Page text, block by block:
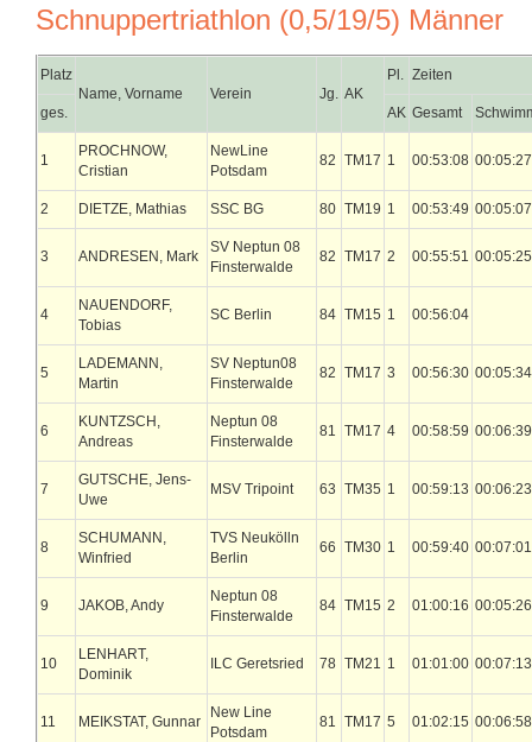
Schnuppertriathlon (0,5/19/5) Männer
Platz
Name, Vorname
Verein Jg. AK
Pl. Zeiten
ges. AK Gesamt
1
PROCHNOW,
Cristian
NewLine
Potsdam
82 TM17 1 00:53:08 00:05:27
2 DIETZE, Mathias SSC BG 80 TM19 1 00:53:49 00:05:07
3 ANDRESEN, Mark
SV Neptun 08
Finsterwalde
82 TM17 2 00:55:51 00:05:25
4
NAUENDORF,
Tobias
SC Berlin 84 TM15 1 00:56:04
5
LADEMANN,
Martin
SV Neptun08
Finsterwalde
82 TM17 3 00:56:30 00:05:34
6
KUNTZSCH,
Andreas
Neptun 08
Finsterwalde
81 TM17 4 00:58:59 00:06:39
7
GUTSCHE, Jens-
Uwe
MSV Tripoint 63 TM35 1 00:59:13 00:06:23
8
SCHUMANN,
Winfried
TVS Neukölln
Berlin
66 TM30 1 00:59:40 00:07:01
9 JAKOB, Andy
Neptun 08
Finsterwalde
84 TM15 2 01:00:16 00:05:26
10
LENHART,
Dominik
ILC Geretsried 78 TM21 1 01:01:00 00:07:13
11 MEIKSTAT, Gunnar
New Line
Potsdam
81 TM17 5 01:02:15 00:06:58